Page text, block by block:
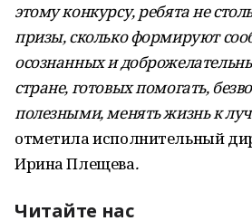
этому конкурсу, ребята не
призы, сколько формируют
осознанных и
стране, готовых помогать,
полезными, менять жизнь к
отметила исполнительный
Ирина Плещева.
Читайте нас